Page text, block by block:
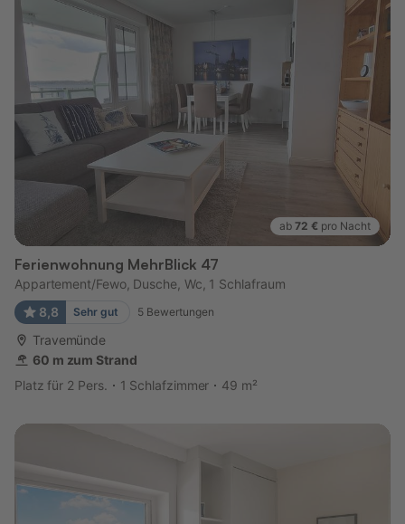
ab 72 € pro Nacht
Ferienwohnung MehrBlick 47
Appartement/Fewo, Dusche, Wc, 1 Schlafraum
8,8
Sehr gut 5 Bewertungen
Travemünde
60 m zum Strand
Platz für 2 Pers.
1 Schlafzimmer 49 m²